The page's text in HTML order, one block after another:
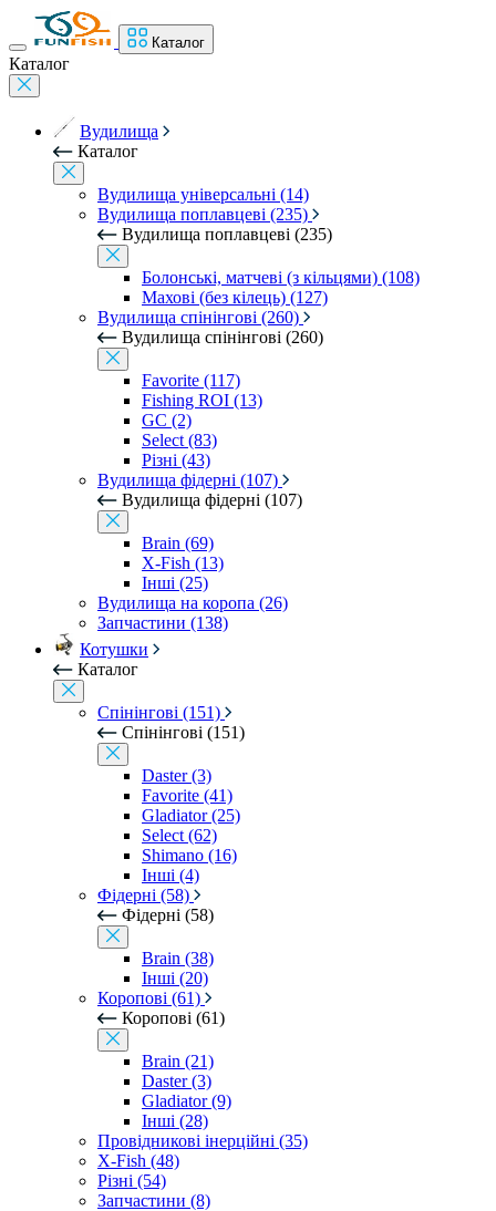
Каталог
Каталог
Вудилища
Каталог
Вудилища універсальні (14)
Вудилища поплавцеві (235)
Вудилища поплавцеві (235)
Болонські, матчеві (з кільцями) (108)
Махові (без кілець) (127)
Вудилища спінінгові (260)
Вудилища спінінгові (260)
Favorite (117)
Fishing ROI (13)
GC (2)
Select (83)
Різні (43)
Вудилища фідерні (107)
Вудилища фідерні (107)
Brain (69)
X-Fish (13)
Інші (25)
Вудилища на коропа (26)
Запчастини (138)
Котушки
Каталог
Спінінгові (151)
Спінінгові (151)
Daster (3)
Favorite (41)
Gladiator (25)
Select (62)
Shimano (16)
Інші (4)
Фідерні (58)
Фідерні (58)
Brain (38)
Інші (20)
Коропові (61)
Коропові (61)
Brain (21)
Daster (3)
Gladiator (9)
Інші (28)
Провідникові інерційні (35)
X-Fish (48)
Різні (54)
Запчастини (8)